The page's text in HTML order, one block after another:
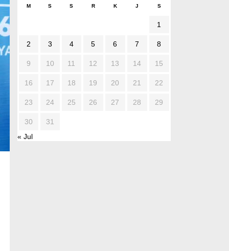
M S S R K J S
1
2 3 4 5 6 7 8
9 10 11 12 13 14 15
16 17 18 19 20 21 22
23 24 25 26 27 28 29
30
31
« Jul